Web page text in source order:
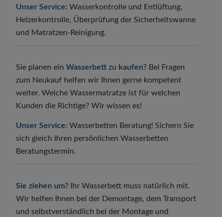
Unser Service:Wasserkontrolle und Entlüftung,
Heizerkontrolle, Überprüfung der Sicherheitswanne
und Matratzen-Reinigung.
Sie planen einWasserbett zu kaufen? Bei Fragen
zum Neukauf helfen wir Ihnen gerne kompetent
weiter. Welche Wassermatratze ist für welchen
Kunden die Richtige? Wir wissen es!
Unser Service: Wasserbetten Beratung! Sichern Sie
sich gleich Ihren persönlichen Wasserbetten
Beratungstermin.
Sie ziehen um? Ihr Wasserbett muss natürlich mit.
Wir helfen Ihnen bei der Demontage, dem Transport
und selbstverständlich bei der Montage und